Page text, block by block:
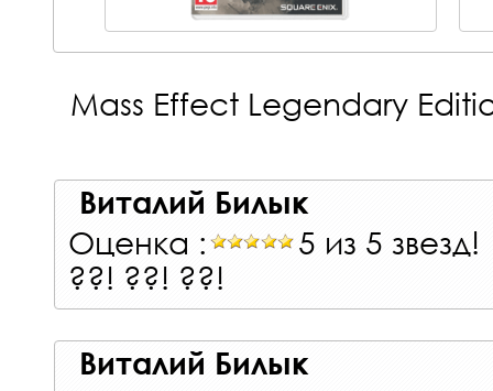
Mass Effect Legendary
Виталий Билык
Оценка :
5 из 5 звезд!
??! ??! ??!
Виталий Билык